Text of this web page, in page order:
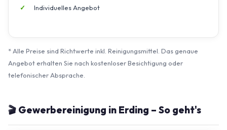
Individuelles Angebot
* Alle Preise sind Richtwerte inkl. Reinigungsmittel. Das genaue
Angebot erhalten Sie nach kostenloser Besichtigung oder
telefonischer Absprache.
🎬 Gewerbereinigung in Erding – So geht's